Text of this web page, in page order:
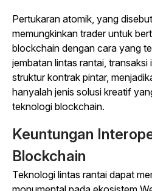
Pertukaran atomik, yang
memungkinkan trader untuk
blockchain dengan cara yang
jembatan lintas rantai, transaksi
struktur kontrak pintar,
hanyalah jenis solusi kreatif
teknologi blockchain.
Keuntungan
Blockchain
Teknologi lintas rantai dapat